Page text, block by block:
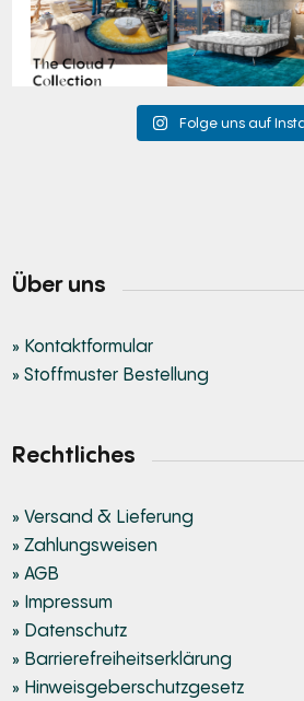
63 1 151 3
Folge uns auf
Über uns
» Kontaktformular
» Stoffmuster Bestellung
Rechtliches
» Versand & Lieferung
» Zahlungsweisen
» AGB
» Impressum
» Datenschutz
» Barrierefreiheitserklärung
» Hinweisgeberschutzgesetz